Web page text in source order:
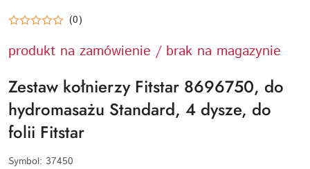
(0)
produkt na zamówienie / brak na magazynie
Zestaw kołnierzy Fitstar 8696750, do
hydromasażu Standard, 4 dysze, do
folii Fitstar
Symbol: 37450